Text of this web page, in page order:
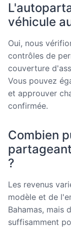
véhicule
Oui, nous
contrôles de
couverture
Vous pouvez
et approuver
confirmée.
Combien
?
Les revenus
modèle et de
Bahamas, mais
suffisamment